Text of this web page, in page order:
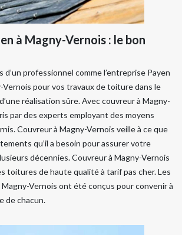
à Magny-Vernois : le bon
d’un professionnel comme l’entreprise Payen
pour vos travaux de toiture dans le
réalisation sûre. Avec couvreur à Magny-
par des experts employant des moyens
Couvreur à Magny-Vernois veille à ce que
qu’il a besoin pour assurer votre
décennies. Couvreur à Magny-Vernois
toitures de haute qualité à tarif pas cher. Les
Vernois ont été conçus pour convenir à
de chacun.